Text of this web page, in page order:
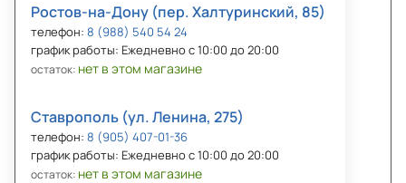
Ростов-на-Дону (пер. Халтуринский, 85)
телефон: 8 (988) 540 54 24
график работы: Ежедневно с 10:00 до 20:00
остаток: нет в этом магазине
Ставрополь (ул. Ленина, 275)
телефон: 8 (905) 407-01-36
график работы: Ежедневно с 10:00 до 20:00
остаток: нет в этом магазине